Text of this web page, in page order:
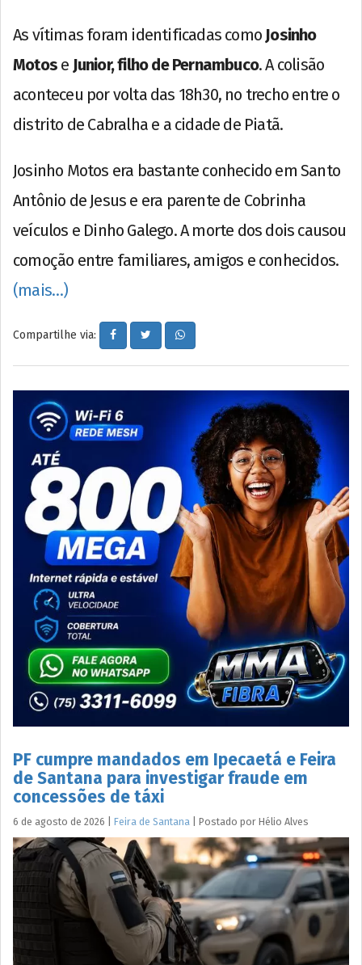
As vítimas foram identificadas como Josinho
Motos e Junior, filho de Pernambuco. A colisão
aconteceu por volta das 18h30, no trecho entre o
distrito de Cabralha e a cidade de Piatã.
Josinho Motos era bastante conhecido em Santo
Antônio de Jesus e era parente de Cobrinha
veículos e Dinho Galego. A morte dos dois causou
comoção entre familiares, amigos e conhecidos.
(mais…)
Compartilhe via:
PF cumpre mandados em Ipecaetá e Feira
de Santana para investigar fraude em
concessões de táxi
6 de agosto de 2026 Feira de Santana Postado por Hélio Alves